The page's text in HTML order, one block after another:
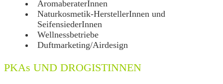
AromaberaterInnen
Naturkosmetik-HerstellerInnen und
SeifensiederInnen
Wellnessbetriebe
Duftmarketing/Airdesign
PKAs UND DROGISTINNEN